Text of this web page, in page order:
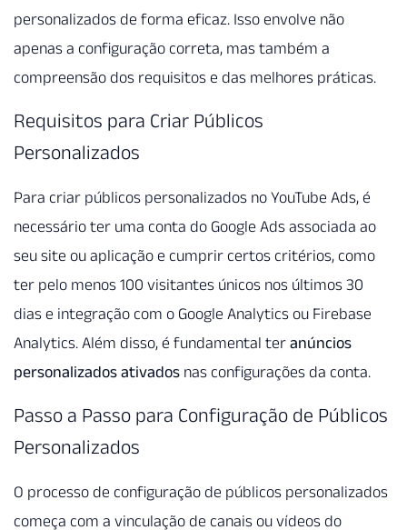
personalizados de forma eficaz. Isso envolve não
apenas a configuração correta, mas também a
compreensão dos requisitos e das melhores práticas.
Requisitos para Criar Públicos
Personalizados
Para criar públicos personalizados no YouTube Ads, é
necessário ter uma conta do Google Ads associada ao
seu site ou aplicação e cumprir certos critérios, como
ter pelo menos 100 visitantes únicos nos últimos 30
dias e integração com o Google Analytics ou Firebase
Analytics. Além disso, é fundamental ter anúncios
personalizados ativados nas configurações da conta.
Passo a Passo para Configuração de Públicos
Personalizados
O processo de configuração de públicos personalizados
começa com a vinculação de canais ou vídeos do